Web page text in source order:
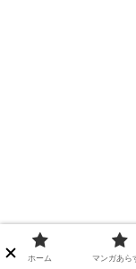
ホーム マンガあら